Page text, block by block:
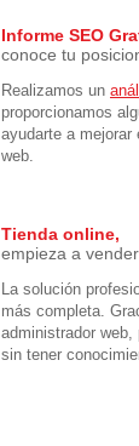
Informe SEO
conoce tu
Realizamos un
proporcionamos
ayudarte a mejorar
web.
Tienda online,
empieza a
La solución
más completa.
administrador
sin tener